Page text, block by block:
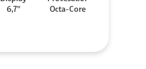
6,7"
Octa-Core